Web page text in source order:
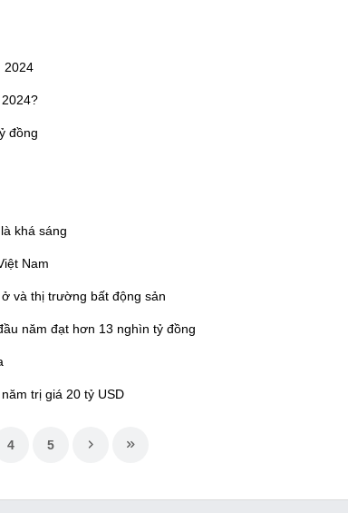
2024
đồng
khá sáng
Nam
và thị trường bất động sản
năm đạt hơn 13 nghìn tỷ đồng
trị giá 20 tỷ USD
4 5